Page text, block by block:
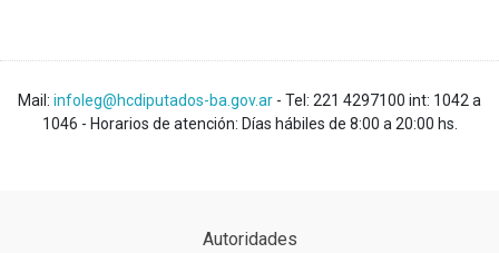
Mail: infoleg@hcdiputados-ba.gov.ar - Tel: 221 4297100 int: 1042 a
1046 - Horarios de atención: Días hábiles de 8:00 a 20:00 hs.
Autoridades